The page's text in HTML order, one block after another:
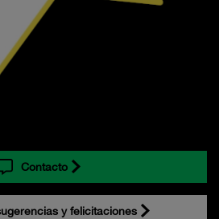
Contacto
y felicitaciones